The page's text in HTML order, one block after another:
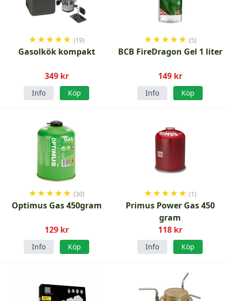
★★★★★ (19)
Gasolkök kompakt
349 kr
Info Köp
★★★★★ (5)
BCB FireDragon Gel 1 liter
149 kr
Info Köp
★★★★★ (30)
Optimus Gas 450gram
129 kr
Info Köp
★★★★★ (1)
Primus Power Gas 450
gram
118 kr
Info Köp